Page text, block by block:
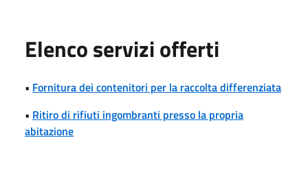
Elenco servizi offerti
• Fornitura dei contenitori per la raccolta differenziata
• Ritiro di rifiuti ingombranti presso la propria
abitazione